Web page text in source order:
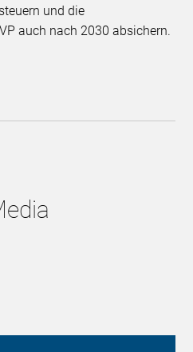
und die
auch nach 2030 absichern.